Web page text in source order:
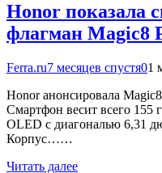
Honor показала
флагман Magic8
Ferra.ru7 месяцев спустя01
Honor анонсировала
Смартфон весит всего
OLED с диагональю 6,31
Корпус……
Читать далее